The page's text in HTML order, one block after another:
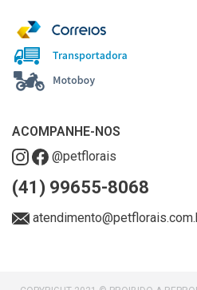
ACOMPANHE-NOS
@petflorais
(41) 99655-8068